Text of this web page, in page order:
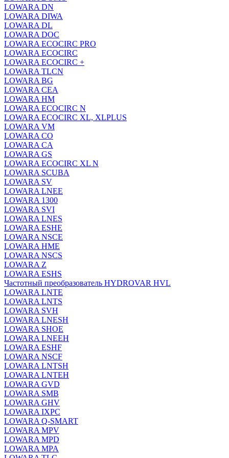
LOWARA DN
LOWARA DIWA
LOWARA DL
LOWARA DOC
LOWARA ECOCIRC PRO
LOWARA ECOCIRC
LOWARA ECOCIRC +
LOWARA TLCN
LOWARA BG
LOWARA CEA
LOWARA HM
LOWARA ECOCIRC N
LOWARA ECOCIRC XL, XLPLUS
LOWARA VM
LOWARA CO
LOWARA CA
LOWARA GS
LOWARA ECOCIRC XL N
LOWARA SCUBA
LOWARA SV
LOWARA LNEE
LOWARA 1300
LOWARA SVI
LOWARA LNES
LOWARA ESHE
LOWARA NSCE
LOWARA HME
LOWARA NSCS
LOWARA Z
LOWARA ESHS
Частотный преобразователь HYDROVAR HVL
LOWARA LNTE
LOWARA LNTS
LOWARA SVH
LOWARA LNESH
LOWARA SHOE
LOWARA LNEEH
LOWARA ESHF
LOWARA NSCF
LOWARA LNTSH
LOWARA LNTEH
LOWARA GVD
LOWARA SMB
LOWARA GHV
LOWARA IXPС
LOWARA Q-SMART
LOWARA MPV
LOWARA MPD
LOWARA MPA